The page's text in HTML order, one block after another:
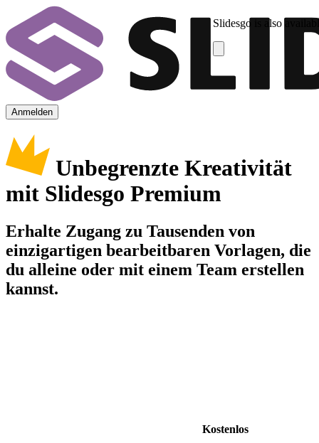
Slidesgo is also
Anmelden
Unbegrenzte Kreativität
mit Slidesgo Premium
Erhalte Zugang zu Tausenden von
einzigartigen bearbeitbaren Vorlagen, die
du alleine oder mit einem Team erstellen
kannst.
Kostenlos